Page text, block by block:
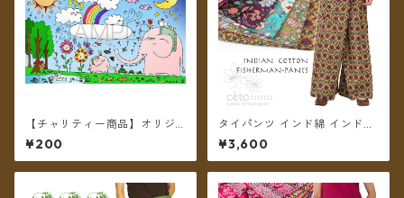
【チャリティー商品】オリジ
ナル チャリティポストカード
～We are all alive～
¥200
タイパンツ インド綿 インド更
紗 no.8 花柄プリントいろいろ
7タイプ ロング丈【メール便送
料無料】
¥3,600